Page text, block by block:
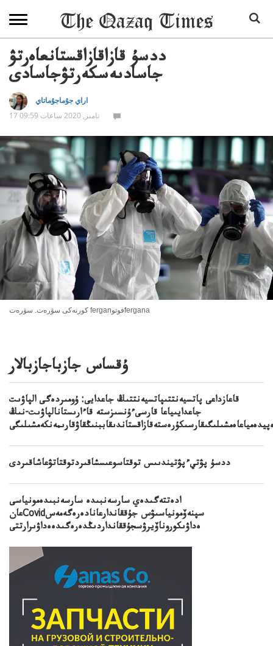
ددسۇ قازاقازاقستانعاەرتۋ
جاسادىەسكەرتۋجاسادى
اراي جۇماجۇماتاي
17 تامىز, 2020 ساعات 09:59
كورنەكى سۋرەت. سۋرەت ferganفوتوfergana
ۇقساس جازباجازبالار
قاعازداعى پاتسيەنتتىپاتسيەنتتىڭ جاعدايى: ۇومىردەگى الپاۋىت
جاعدايىياعا قارسىءۇنسىزستە قاءارىستانالپاۋىت-نىڭ
ددسۇ پۋتيءپۋتيندىىس توقتاسوعىسشاقىردتوقتاتۋعاشاقىردى
ادەتتەگىدەي سارسەنبىدە سارسەنبىدەمونياسى
عانCovidسپنەۆمونياسىۋس جۇققاندارعانادەرەگەمەس
ەداۋىكوروناۆيرۋسجۇققانداردىڭدەرەگىدەەداۋىرارتتى